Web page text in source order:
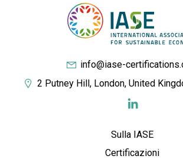
info@iase-
2 Putney Hill, London, United
Sulla IASE
Certificazioni